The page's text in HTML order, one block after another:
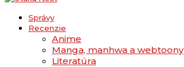
Správy
Recenzie
Anime
Manga, manhwa a webtoony
Literatúra